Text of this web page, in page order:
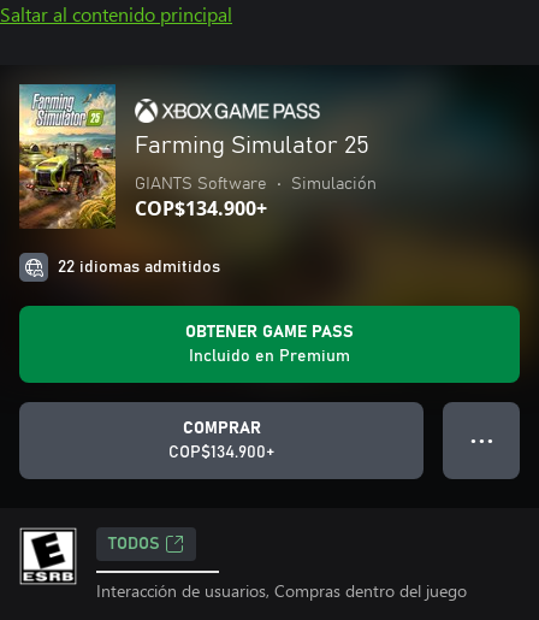
Saltar al contenido principal
Farming Simulator 25
GIANTS Software • Simulación
COP$134.900+
22 idiomas admitidos
OBTENER GAME PASS
Incluido en Premium
COMPRAR
COP$134.900+
● ● ●
TODOS
Interacción de usuarios, Compras dentro del juego